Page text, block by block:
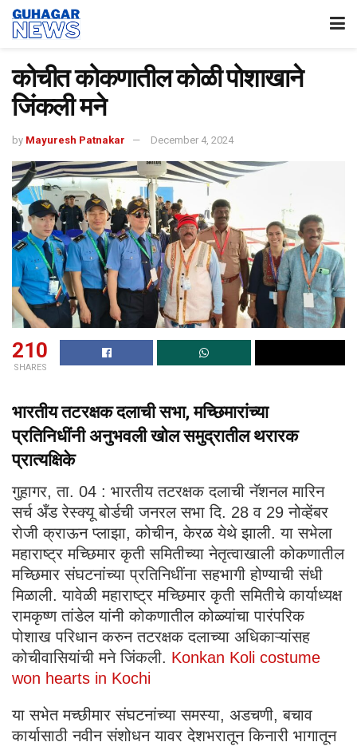
कोचीत कोकणातील कोळी पोशाखाने
जिंकली मने
by Mayuresh Patnakar December 4, 2024
210
SHARES
भारतीय तटरक्षक दलाची सभा, मच्छिमारांच्या
प्रतिनिधींनी अनुभवली खोल समुद्रातील थरारक
प्रात्यक्षिके
गुहागर, ता. 04 : भारतीय तटरक्षक दलाची नॅशनल मारिन
सर्च अँड रेस्क्यू बोर्डची जनरल सभा दि. 28 व 29 नोव्हेंबर
रोजी क्राऊन प्लाझा, कोचीन, केरळ येथे झाली. या सभेला
महाराष्ट्र मच्छिमार कृती समितीच्या नेतृत्वाखाली कोकणातील
मच्छिमार संघटनांच्या प्रतिनिधींना सहभागी होण्याची संधी
मिळाली. यावेळी महाराष्ट्र मच्छिमार कृती समितीचे कार्याध्यक्ष
रामकृष्ण तांडेल यांनी कोकणातील कोळ्यांचा पारंपरिक
पोशाख परिधान करुन तटरक्षक दलाच्या अधिकाऱ्यांसह
कोचीवासियांची मने जिंकली. Konkan Koli costume
won hearts in Kochi
या सभेत मच्छीमार संघटनांच्या समस्या, अडचणी, बचाव
कार्यासाठी नवीन संशोधन यावर देशभरातून किनारी भागातून